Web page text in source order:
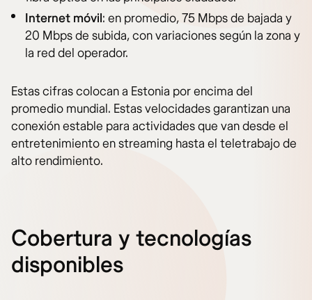
Internet móvil: en promedio, 75 Mbps de bajada y
20 Mbps de subida, con variaciones según la zona y
la red del operador.
Estas cifras colocan a Estonia por encima del
promedio mundial. Estas velocidades garantizan una
conexión estable para actividades que van desde el
entretenimiento en streaming hasta el teletrabajo de
alto rendimiento.
Cobertura y tecnologías
disponibles